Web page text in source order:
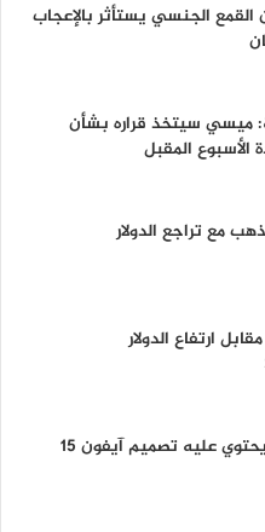
الجنسي يستأثر بالإعجاب
ميسي سيتخذ قراره بشأن
الأسبوع المقبل
مع تراجع الدولار
ارتفاع الدولار
عليه تصميم آيفون 15